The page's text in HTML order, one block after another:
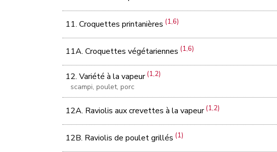
11. Croquettes printanières (1,6)
11A. Croquettes végétariennes (1,6)
12. Variété à la vapeur(1,2)
scampi, poulet, porc
12A. Raviolis aux crevettes à la vapeur(1,2)
12B. Raviolis de poulet grillés (1)